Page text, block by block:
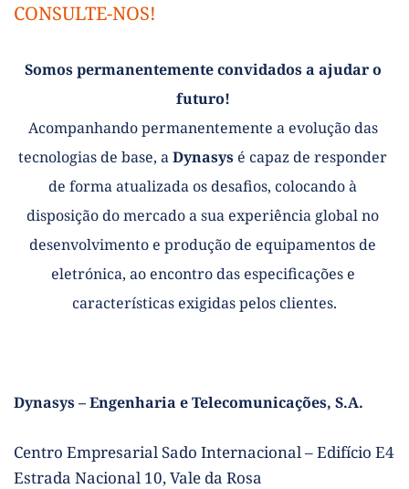
CONSULTE-NOS!
Somos permanentemente convidados a ajudar o
futuro!
Acompanhando permanentemente a evolução das
tecnologias de base, a Dynasys é capaz de responder
de forma atualizada os desafios, colocando à
disposição do mercado a sua experiência global no
desenvolvimento e produção de equipamentos de
eletrónica, ao encontro das especificações e
características exigidas pelos clientes.
Dynasys – Engenharia e Telecomunicações, S.A.
Centro Empresarial Sado Internacional – Edifício E4
Estrada Nacional 10, Vale da Rosa